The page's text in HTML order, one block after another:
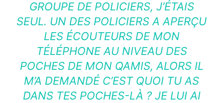
GROUPE DE POLICIERS, J’ÉTAIS
SEUL. UN DES POLICIERS A APERÇU
LES ÉCOUTEURS DE MON
TÉLÉPHONE AU NIVEAU DES
POCHES DE MON QAMIS, ALORS IL
M’A DEMANDÉ C’EST QUOI TU AS
DANS TES POCHES-LÀ ? JE LUI AI